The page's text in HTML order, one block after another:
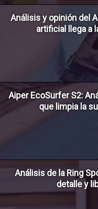
Análisis y opinión del
artificial llega a
Aiper EcoSurfer S2:
que limpia la
Análisis de la Ring
detalle y